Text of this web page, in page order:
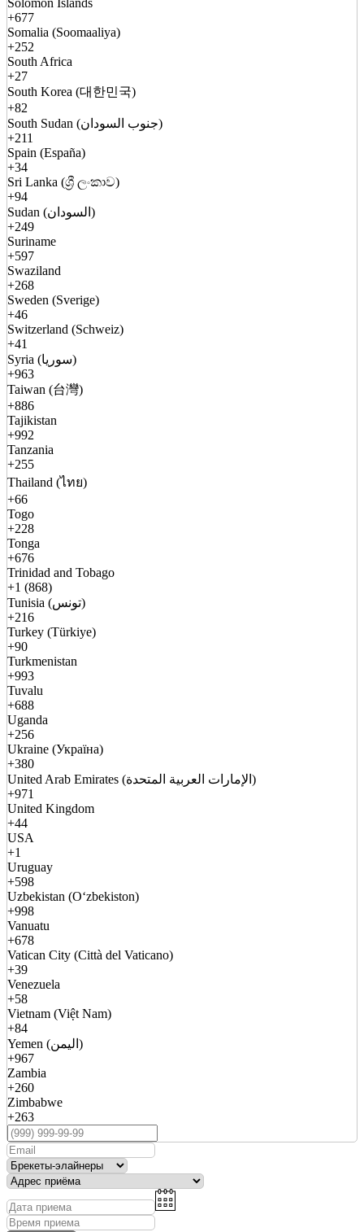
Solomon Islands
+677
Somalia (Soomaaliya)
+252
South Africa
+27
South Korea (대한민국)
+82
South Sudan (جنوب السودان)
+211
Spain (España)
+34
Sri Lanka (ශ්‍රී ලංකාව)
+94
Sudan (السودان)
+249
Suriname
+597
Swaziland
+268
Sweden (Sverige)
+46
Switzerland (Schweiz)
+41
Syria (سوريا)
+963
Taiwan (台灣)
+886
Tajikistan
+992
Tanzania
+255
Thailand (ไทย)
+66
Togo
+228
Tonga
+676
Trinidad and Tobago
+1 (868)
Tunisia (تونس)
+216
Turkey (Türkiye)
+90
Turkmenistan
+993
Tuvalu
+688
Uganda
+256
Ukraine (Україна)
+380
United Arab Emirates (الإمارات العربية المتحدة)
+971
United Kingdom
+44
USA
+1
Uruguay
+598
Uzbekistan (Oʻzbekiston)
+998
Vanuatu
+678
Vatican City (Città del Vaticano)
+39
Venezuela
+58
Vietnam (Việt Nam)
+84
Yemen (اليمن)
+967
Zambia
+260
Zimbabwe
+263